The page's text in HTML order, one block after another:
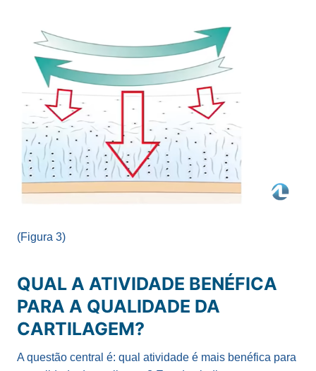
(Figura 3)
QUAL A ATIVIDADE BENÉFICA
PARA A QUALIDADE DA
CARTILAGEM?
A questão central é: qual atividade é mais benéfica para